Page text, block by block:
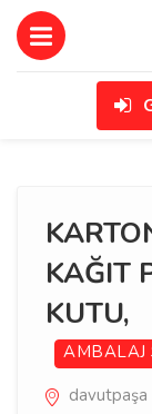
KAĞIT
KUTU,
AMBALAJ